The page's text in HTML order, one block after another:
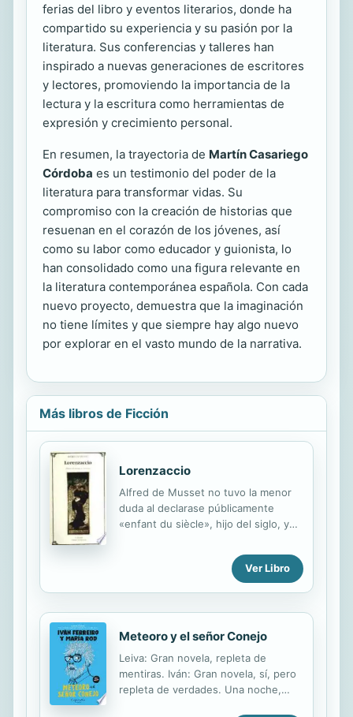
ferias del libro y eventos literarios, donde ha
compartido su experiencia y su pasión por la
literatura. Sus conferencias y talleres han
inspirado a nuevas generaciones de escritores
y lectores, promoviendo la importancia de la
lectura y la escritura como herramientas de
expresión y crecimiento personal.
En resumen, la trayectoria de Martín Casariego
Córdoba es un testimonio del poder de la
literatura para transformar vidas. Su
compromiso con la creación de historias que
resuenan en el corazón de los jóvenes, así
como su labor como educador y guionista, lo
han consolidado como una figura relevante en
la literatura contemporánea española. Con cada
nuevo proyecto, demuestra que la imaginación
no tiene límites y que siempre hay algo nuevo
por explorar en el vasto mundo de la narrativa.
Más libros de Ficción
Lorenzaccio
Alfred de Musset no tuvo la menor
duda al declarase públicamente
«enfant du siècle», hijo del siglo, y
esa extraña y casi inefable dolencia,
conocida como «mal du siècle», que
presenta como síntomas, y como
tiempos perdidos y el deseo de una
Lorenzaccio es, como su romántico
creador literario, un hombre que se
siente ufano de su innata condición
de aristócrata. Sin embargo, no es
Ver Libro
Meteoro y el señor Conejo
Leiva: Gran novela, repleta de
mentiras. Iván: Gran novela, sí, pero
repleta de verdades. Una noche,